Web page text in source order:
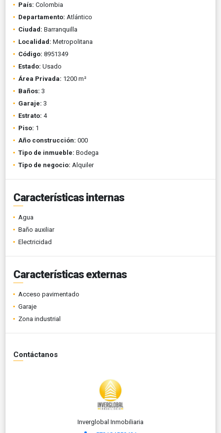
País: Colombia
Departamento: Atlántico
Ciudad: Barranquilla
Localidad: Metropolitana
Código: 8951349
Estado: Usado
Área Privada: 1200 m²
Baños: 3
Garaje: 3
Estrato: 4
Piso: 1
Año construcción: 000
Tipo de inmueble: Bodega
Tipo de negocio: Alquiler
Características internas
Agua
Baño auxiliar
Electricidad
Características externas
Acceso pavimentado
Garaje
Zona industrial
Contáctanos
Inverglobal Inmobiliaria